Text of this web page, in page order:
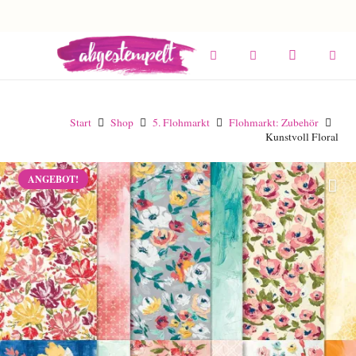
Start Shop 5. Flohmarkt
Flohmarkt: Zubehör
Kunstvoll Floral
ANGEBOT!